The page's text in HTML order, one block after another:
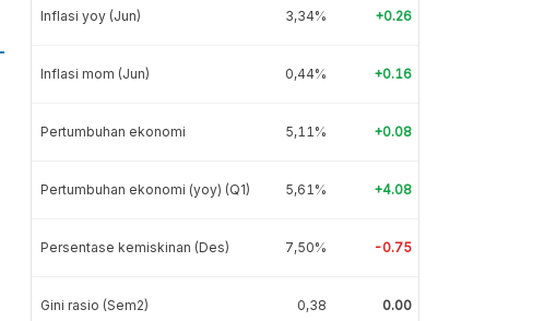
Inflasi yoy (Jun) 3,34% +0.26
Inflasi mom (Jun) 0,44% +0.16
Pertumbuhan ekonomi 5,11% +0.08
Pertumbuhan ekonomi (yoy) (Q1) 5,61% +4.08
Persentase kemiskinan (Des) 7,50% -0.75
Gini rasio (Sem2) 0,38 0.00